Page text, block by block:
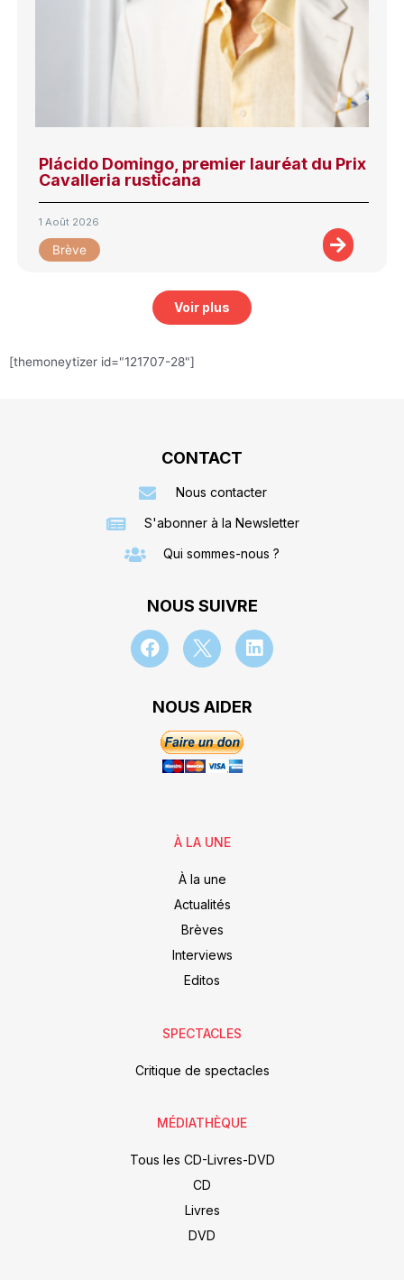
Plácido Domingo, premier lauréat du Prix
Cavalleria rusticana
1 Août 2026
Brève
Voir plus
[themoneytizer id="121707-28"]
CONTACT
Nous contacter
S'abonner à la Newsletter
Qui sommes-nous ?
NOUS SUIVRE
NOUS AIDER
À LA UNE
À la une
Actualités
Brèves
Interviews
Editos
SPECTACLES
Critique de spectacles
MÉDIATHÈQUE
Tous les CD-Livres-DVD
CD
Livres
DVD